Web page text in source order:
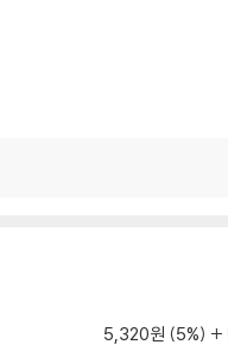
5,320원 (5%)